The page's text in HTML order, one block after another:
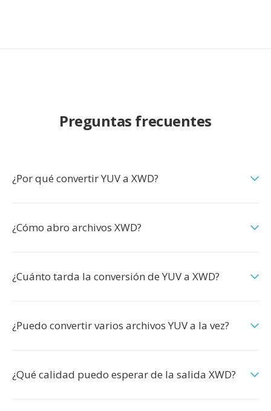
Preguntas frecuentes
¿Por qué convertir YUV a XWD?
¿Cómo abro archivos XWD?
¿Cuánto tarda la conversión de YUV a XWD?
¿Puedo convertir varios archivos YUV a la vez?
¿Qué calidad puedo esperar de la salida XWD?